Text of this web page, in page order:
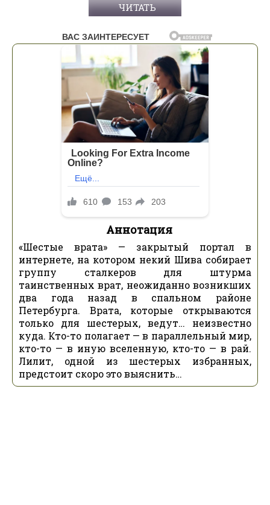
ЧИТАТЬ
Аннотация
«Шестые врата» — закрытый портал в
интернете, на котором некий Шива собирает
группу сталкеров для штурма
таинственных врат, неожиданно возникших
два года назад в спальном районе
Петербурга. Врата, которые открываются
только для шестерых, ведут… неизвестно
куда. Кто-то полагает — в параллельный мир,
кто-то — в иную вселенную, кто-то — в рай.
Лилит, одной из шестерых избранных,
предстоит скоро это выяснить…